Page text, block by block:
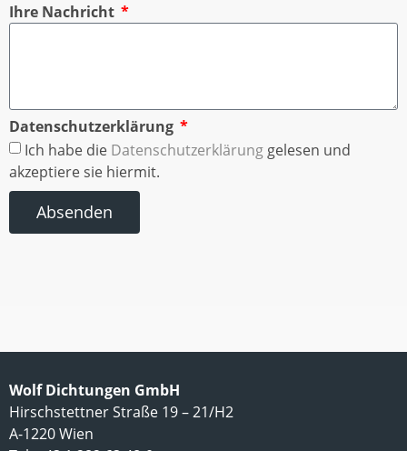
Ihre Nachricht
Datenschutzerklärung
Ich habe die Datenschutzerklärung gelesen und
akzeptiere sie hiermit.
Absenden
Wolf Dichtungen GmbH
Hirschstettner Straße 19 – 21/H2
A-1220 Wien